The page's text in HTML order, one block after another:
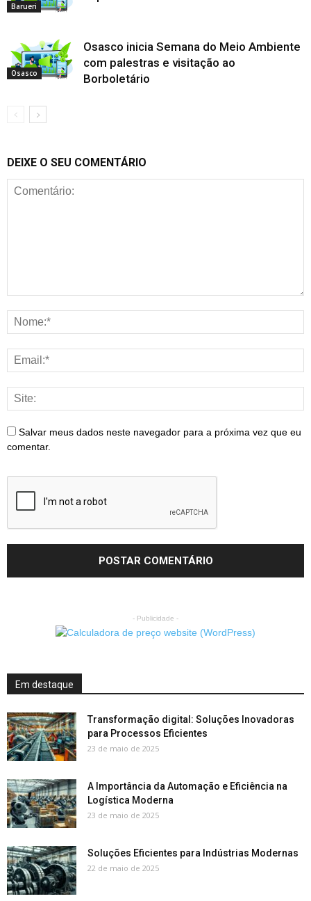
Barueri
Osasco
Osasco inicia Semana do Meio Ambiente
com palestras e visitação ao
Borboletário
DEIXE O SEU COMENTÁRIO
Salvar meus dados neste navegador para a próxima vez que eu
comentar.
- Publicidade -
Em destaque
Transformação digital: Soluções Inovadoras
para Processos Eficientes
23 de maio de 2025
A Importância da Automação e Eficiência na
Logística Moderna
23 de maio de 2025
Soluções Eficientes para Indústrias Modernas
22 de maio de 2025